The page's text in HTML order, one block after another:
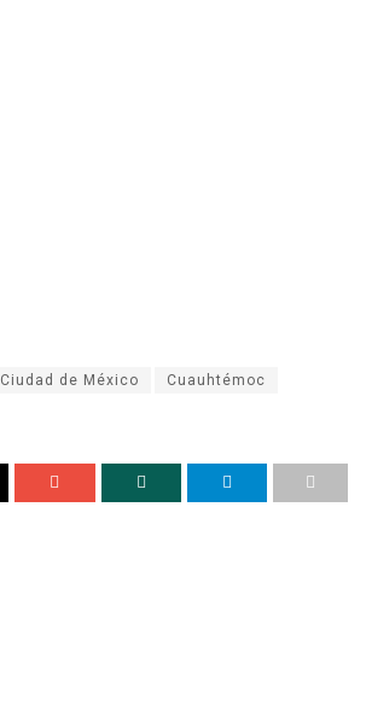
Ciudad de México Cuauhtémoc